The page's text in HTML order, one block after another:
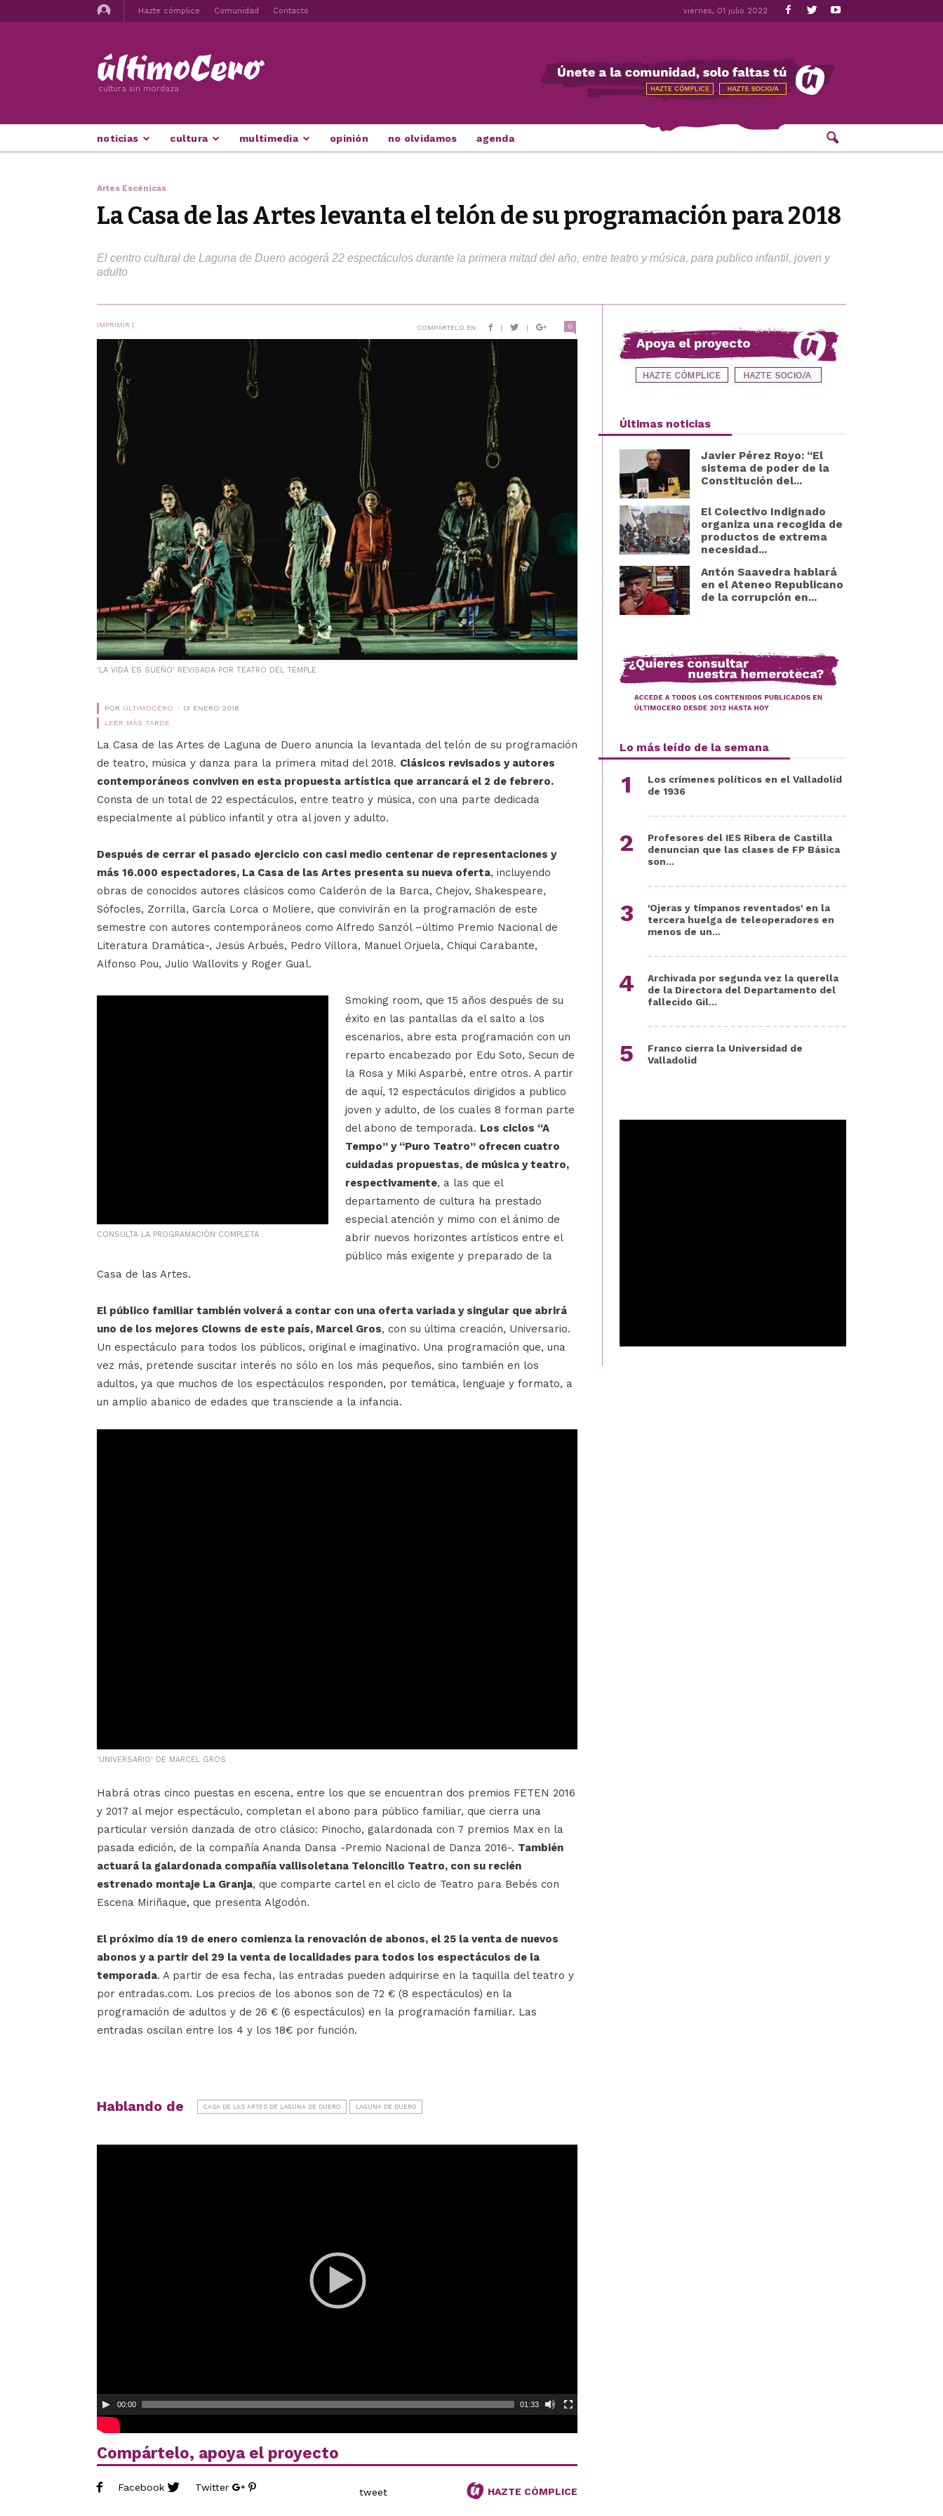
Hazte cómplice Comunidad Contacto viernes, 01 julio 2022
cultura sin mordaza
noticias cultura multimedia opinión no olvidamos agenda
Artes Escénicas
La Casa de las Artes levanta el telón de su programación para 2018
El centro cultural de Laguna de Duero acogerá 22 espectáculos durante la primera mitad del año, entre teatro y música, para publico infantil, joven y
adulto
IMPRIMIR | COMPÁRTELO EN: | | 0
'LA VIDA ES SUEÑO' REVISADA POR TEATRO DEL TEMPLE
POR ÚLTIMOCERO
13 ENERO 2018
LEER MÁS TARDE
La Casa de las Artes de Laguna de Duero anuncia la levantada del telón de su programación
de teatro, música y danza para la primera mitad del 2018. Clásicos revisados y autores
contemporáneos conviven en esta propuesta artística que arrancará el 2 de febrero.
Consta de un total de 22 espectáculos, entre teatro y música, con una parte dedicada
especialmente al público infantil y otra al joven y adulto.
Después de cerrar el pasado ejercicio con casi medio centenar de representaciones y
más 16.000 espectadores, La Casa de las Artes presenta su nueva oferta, incluyendo
obras de conocidos autores clásicos como Calderón de la Barca, Chejov, Shakespeare,
Sófocles, Zorrilla, García Lorca o Moliere, que convivirán en la programación de este
semestre con autores contemporáneos como Alfredo Sanzól –último Premio Nacional de
Literatura Dramática-, Jesús Arbués, Pedro Villora, Manuel Orjuela, Chiqui Carabante,
Alfonso Pou, Julio Wallovits y Roger Gual.
CONSULTA LA PROGRAMACIÓN COMPLETA
Smoking room, que 15 años después de su
éxito en las pantallas da el salto a los
escenarios, abre esta programación con un
reparto encabezado por Edu Soto, Secun de
la Rosa y Miki Asparbé, entre otros. A partir
de aquí, 12 espectáculos dirigidos a publico
joven y adulto, de los cuales 8 forman parte
del abono de temporada. Los ciclos “A
Tempo” y “Puro Teatro” ofrecen cuatro
cuidadas propuestas, de música y teatro,
respectivamente, a las que el
departamento de cultura ha prestado
especial atención y mimo con el ánimo de
abrir nuevos horizontes artísticos entre el
público más exigente y preparado de la
Casa de las Artes.
El público familiar también volverá a contar con una oferta variada y singular que abrirá
uno de los mejores Clowns de este país, Marcel Gros, con su última creación, Universario.
Un espectáculo para todos los públicos, original e imaginativo. Una programación que, una
vez más, pretende suscitar interés no sólo en los más pequeños, sino también en los
adultos, ya que muchos de los espectáculos responden, por temática, lenguaje y formato, a
un amplio abanico de edades que transciende a la infancia.
'UNIVERSARIO' DE MARCEL GROS
Habrá otras cinco puestas en escena, entre los que se encuentran dos premios FETEN 2016
y 2017 al mejor espectáculo, completan el abono para público familiar, que cierra una
particular versión danzada de otro clásico: Pinocho, galardonada con 7 premios Max en la
pasada edición, de la compañía Ananda Dansa -Premio Nacional de Danza 2016-. También
actuará la galardonada compañía vallisoletana Teloncillo Teatro, con su recién
estrenado montaje La Granja, que comparte cartel en el ciclo de Teatro para Bebés con
Escena Miriñaque, que presenta Algodón.
El próximo día 19 de enero comienza la renovación de abonos, el 25 la venta de nuevos
abonos y a partir del 29 la venta de localidades para todos los espectáculos de la
temporada. A partir de esa fecha, las entradas pueden adquirirse en la taquilla del teatro y
por entradas.com. Los precios de los abonos son de 72 € (8 espectáculos) en la
programación de adultos y de 26 € (6 espectáculos) en la programación familiar. Las
entradas oscilan entre los 4 y los 18€ por función.
Hablando de CASA DE LAS ARTES DE LAGUNA DE DUERO LAGUNA DE DUERO
00:00 01:33
Compártelo, apoya el proyecto
Facebook Twitter tweet HAZTE CÓMPLICE
Últimas noticias
Javier Pérez Royo: “El
sistema de poder de la
Constitución del...
El Colectivo Indignado
organiza una recogida de
productos de extrema
necesidad...
Antón Saavedra hablará
en el Ateneo Republicano
de la corrupción en...
Lo más leído de la semana
Los crímenes políticos en el Valladolid
de 1936
Profesores del IES Ribera de Castilla
denuncian que las clases de FP Básica
son...
'Ojeras y tímpanos reventados' en la
tercera huelga de teleoperadores en
menos de un...
Archivada por segunda vez la querella
de la Directora del Departamento del
fallecido Gil...
Franco cierra la Universidad de
Valladolid